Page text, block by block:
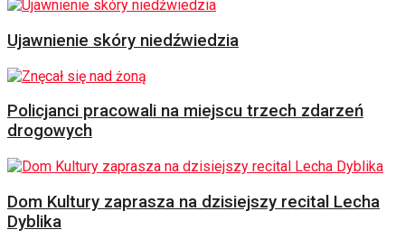
Ujawnienie skóry niedźwiedzia
Policjanci pracowali na miejscu trzech zdarzeń
drogowych
Dom Kultury zaprasza na dzisiejszy recital Lecha
Dyblika